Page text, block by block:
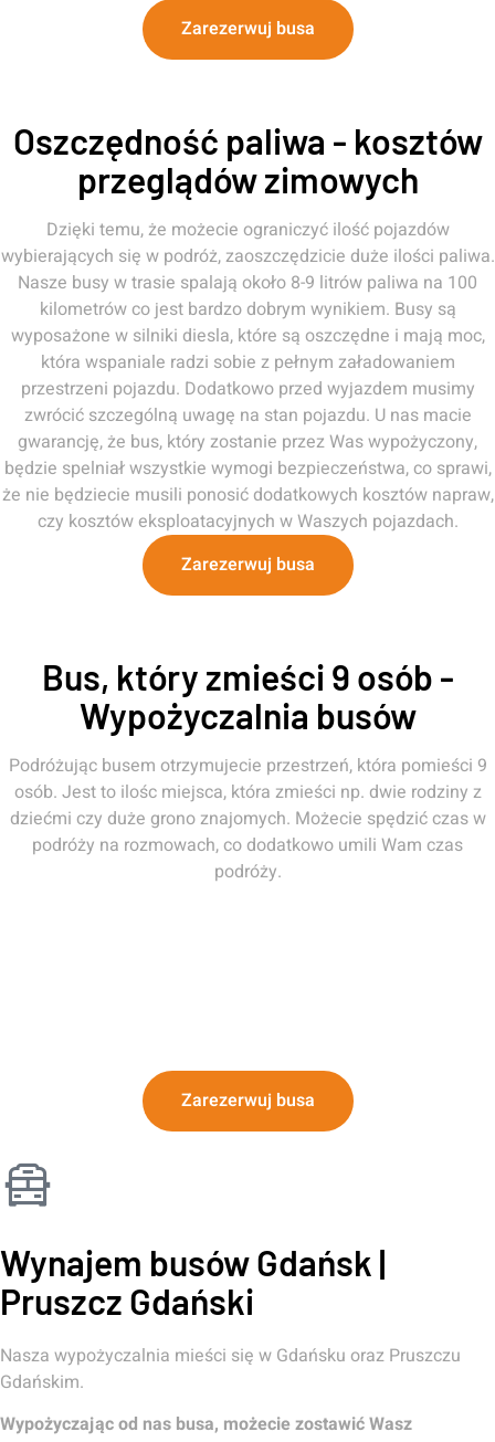
Zarezerwuj busa
Oszczędność paliwa - kosztów
przeglądów zimowych
Dzięki temu, że możecie ograniczyć ilość pojazdów
wybierających się w podróż, zaoszczędzicie duże ilości paliwa.
Nasze busy w trasie spalają około 8-9 litrów paliwa na 100
kilometrów co jest bardzo dobrym wynikiem. Busy są
wyposażone w silniki diesla, które są oszczędne i mają moc,
która wspaniale radzi sobie z pełnym załadowaniem
przestrzeni pojazdu. Dodatkowo przed wyjazdem musimy
zwrócić szczególną uwagę na stan pojazdu. U nas macie
gwarancję, że bus, który zostanie przez Was wypożyczony,
będzie spelniał wszystkie wymogi bezpieczeństwa, co sprawi,
że nie będziecie musili ponosić dodatkowych kosztów napraw,
czy kosztów eksploatacyjnych w Waszych pojazdach.
Zarezerwuj busa
Bus, który zmieści 9 osób -
Wypożyczalnia busów
Podróżując busem otrzymujecie przestrzeń, która pomieści 9
osób. Jest to ilośc miejsca, która zmieści np. dwie rodziny z
dziećmi czy duże grono znajomych. Możecie spędzić czas w
podróży na rozmowach, co dodatkowo umili Wam czas
podróży.
Zarezerwuj busa
Wynajem busów Gdańsk |
Pruszcz Gdański
Nasza wypożyczalnia mieści się w Gdańsku oraz Pruszczu
Gdańskim.
Wypożyczając od nas busa, możecie zostawić Wasz